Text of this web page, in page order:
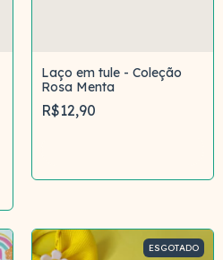
Laço em tule - Coleção
Rosa Menta
R$12,90
ESGOTADO